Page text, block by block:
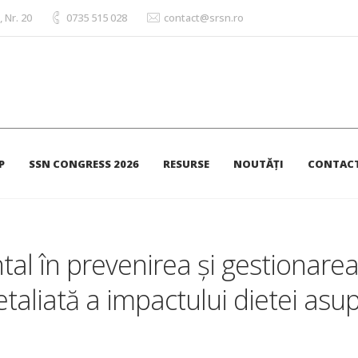
Nr. 20 0735 515 028 contact@srsn.ro
SSN CONGRESS 2026 RESURSE NOUTĂȚI
în prevenirea și gestionarea
a impactului dietei